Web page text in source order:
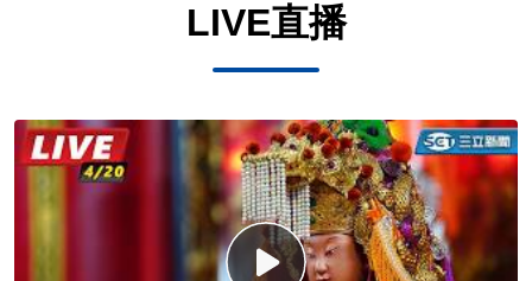
LIVE直播